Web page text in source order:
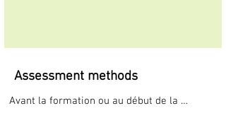
Assessment methods
Avant la formation ou au début de la